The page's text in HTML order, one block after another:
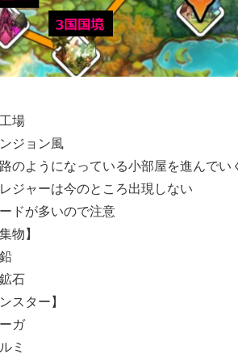
場
ンジョン風
路のようになっている小部屋を進んでい
レジャーは今のところ出現しない
ードが多いので注意
物】
石
スター】
ガ
ミ